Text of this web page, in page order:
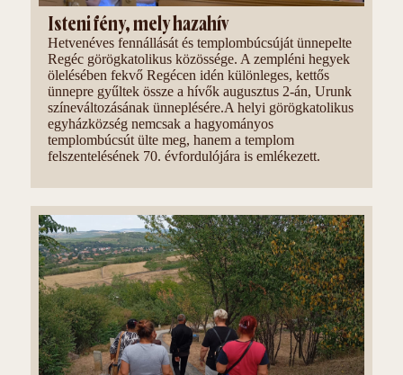
Isteni fény, mely hazahív
Hetvenéves fennállását és templombúcsúját ünnepelte
Regéc görögkatolikus közössége. A zempléni hegyek
ölelésében fekvő Regécen idén különleges, kettős
ünnepre gyűltek össze a hívők augusztus 2-án, Urunk
színeváltozásának ünneplésére.A helyi görögkatolikus
egyházközség nemcsak a hagyományos
templombúcsút ülte meg, hanem a templom
felszentelésének 70. évfordulójára is emlékezett.